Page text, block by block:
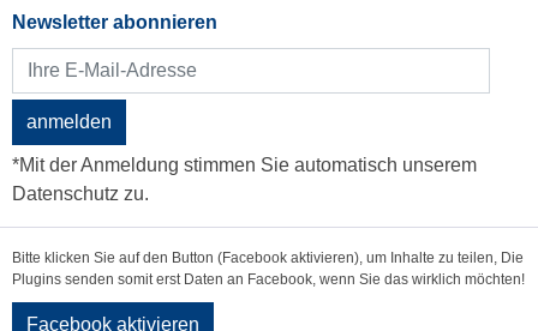
Newsletter abonnieren
anmelden
*Mit der Anmeldung stimmen Sie automatisch unserem
Datenschutz zu.
Bitte klicken Sie auf den Button (Facebook aktivieren), um Inhalte zu teilen, Die
Plugins senden somit erst Daten an Facebook, wenn Sie das wirklich möchten!
Facebook aktivieren